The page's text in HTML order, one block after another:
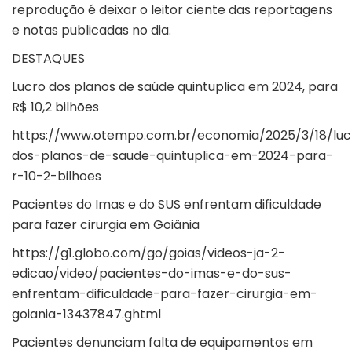
reprodução é deixar o leitor ciente das reportagens
e notas publicadas no dia.
DESTAQUES
Lucro dos planos de saúde quintuplica em 2024, para
R$ 10,2 bilhões
https://www.otempo.com.br/economia/2025/3/18/
dos-planos-de-saude-quintuplica-em-2024-para-
r-10-2-bilhoes
Pacientes do Imas e do SUS enfrentam dificuldade
para fazer cirurgia em Goiânia
https://g1.globo.com/go/goias/videos-ja-2-
edicao/video/pacientes-do-imas-e-do-sus-
enfrentam-dificuldade-para-fazer-cirurgia-em-
goiania-13437847.ghtml
Pacientes denunciam falta de equipamentos em